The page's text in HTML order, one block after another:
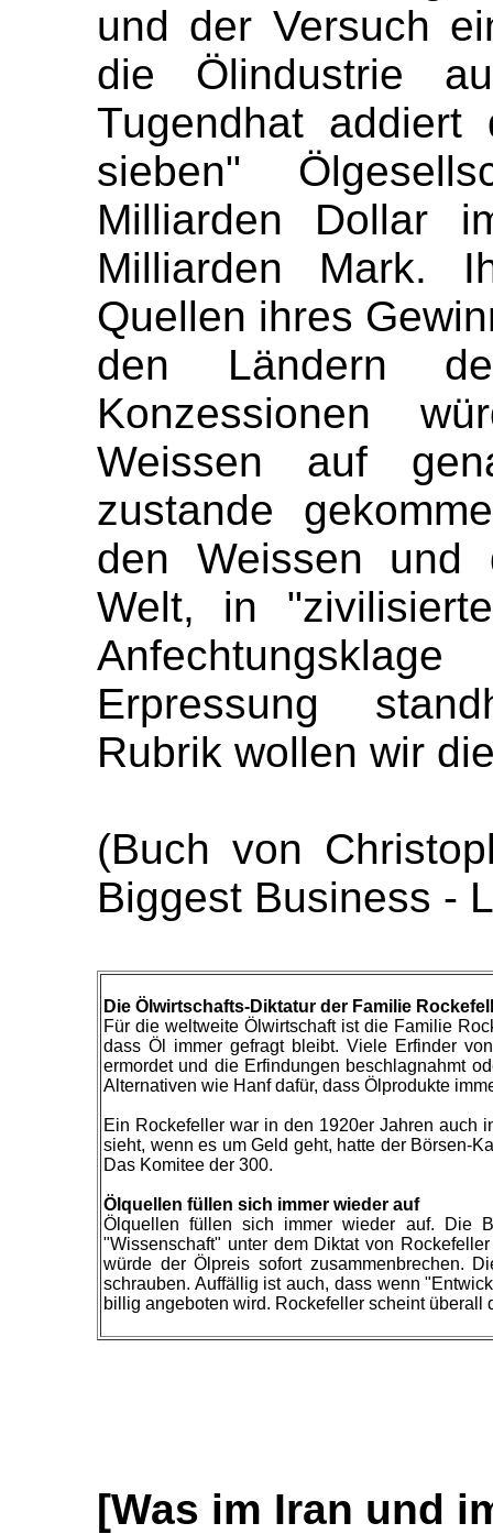
und der Versuch
die Ölindustrie
Tugendhat
sieben"
Milliarden Dollar
Milliarden Mark.
Quellen ihres
den Ländern
Konzessionen
Weissen auf
zustande
den Weissen und
Welt, in
Erpressung
Rubrik wollen wir
(Buch von
Biggest Business -
Die Ölwirtschafts-Diktatur der Familie
Für die weltweite Ölwirtschaft ist die Familie
dass Öl immer gefragt bleibt. Viele Erfinder
ermordet und die Erfindungen beschlagnahmt
Alternativen wie Hanf dafür, dass Ölprodukte
Ein Rockefeller war in den 1920er Jahren auch
sieht, wenn es um Geld geht, hatte der Börsen-
Das Komitee der 300.
Ölquellen füllen sich immer wieder auf
Ölquellen füllen sich immer wieder auf. Die
"Wissenschaft" unter dem Diktat von
würde der Ölpreis sofort zusammenbrechen.
schrauben. Auffällig ist auch, dass wenn
billig angeboten wird. Rockefeller scheint überall
[Was im Iran und